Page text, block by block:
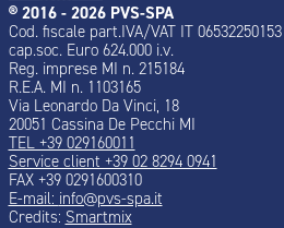
® 2016 - 2026 PVS-SPA
Cod. fiscale part.IVA/VAT IT 06532250153
cap.soc. Euro 624.000 i.v.
Reg. imprese MI n. 215184
R.E.A. MI n. 1103165
Via Leonardo Da Vinci, 18
20051 Cassina De Pecchi MI
TEL +39 029160011
Service client +39 02 8294 0941
FAX +39 0291600310
E-mail: info@pvs-spa.it
Credits: Smartmix